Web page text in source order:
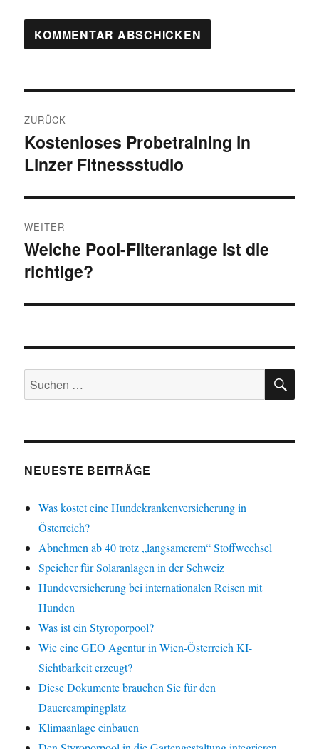
ZURÜCK
Vorheriger
Beitrag:
Kostenloses Probetraining in
Linzer Fitnessstudio
WEITER
Nächster
Beitrag:
Welche Pool-Filteranlage ist die
richtige?
Suchen
nach:
NEUESTE BEITRÄGE
Was kostet eine Hundekrankenversicherung in
Österreich?
Abnehmen ab 40 trotz „langsamerem“ Stoffwechsel
Speicher für Solaranlagen in der Schweiz
Hundeversicherung bei internationalen Reisen mit
Hunden
Was ist ein Styroporpool?
Wie eine GEO Agentur in Wien-Österreich KI-
Sichtbarkeit erzeugt?
Diese Dokumente brauchen Sie für den
Dauercampingplatz
Klimaanlage einbauen